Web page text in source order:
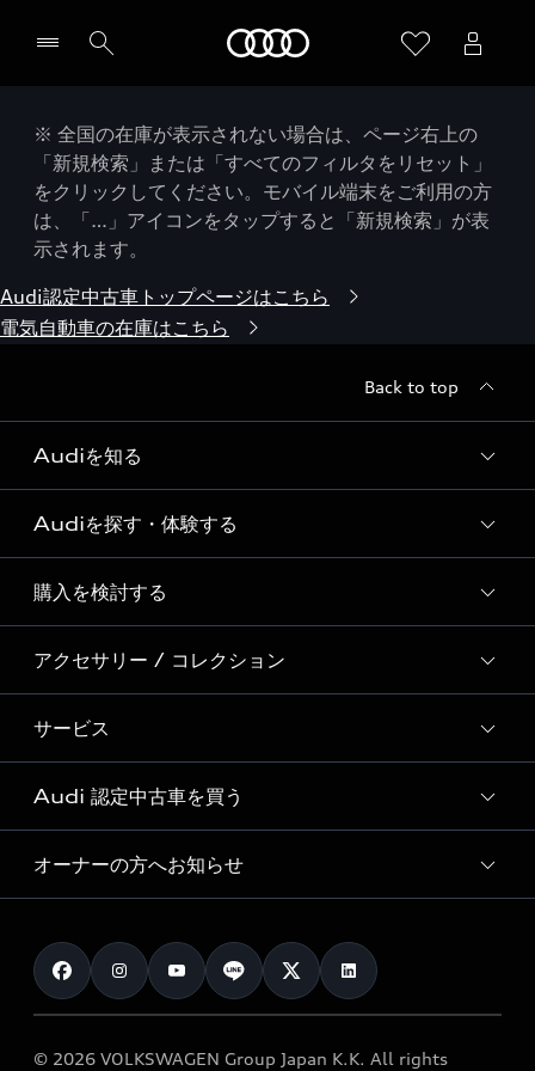
※ 全国の在庫が表示されない場合は、ページ右上の
「新規検索」または「すべてのフィルタをリセット」
をクリックしてください。モバイル端末をご利用の方
は、「…」アイコンをタップすると「新規検索」が表
示されます。
Audi認定中古車トップページはこちら
電気自動車の在庫はこちら
Back to top
Audiを知る
Audi ブランド
Story of Progress
Audi Sport
Formula 1®
デジタルサービス
Audiを探す・体験する
ディーラー検索
新車在庫検索
試乗車・展示車検索
見積り依頼
試乗予約
購入を検討する
モデル一覧
特別仕様モデル / 限定モデル
e-tronラインアップ
価格シミュレーション
車両比較
カタログ一覧
アクセサリー / コレクション
純正アクセサリー
オンラインショップ
Audi collection
アウディナビアプリ
サービス
サービス入庫予約
サービスプログラム
メンテナンス
車検 / 定期点検
e-tronアフターサポート
Audi 認定中古車を買う
Audi認定中古車
クオリティ
保証
メンテナンス
オーナーの方へお知らせ
お知らせ
オーナー様向けキャンペーン
© 2026 VOLKSWAGEN Group Japan K.K. All rights